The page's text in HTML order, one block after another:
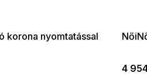
korona nyomtatással
4